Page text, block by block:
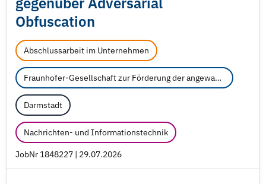
Obfuscation
Abschlussarbeit im Unternehmen
Fraunhofer-Gesellschaft zur Förderung der angewandten Forschung e.V.
Darmstadt
Nachrichten- und Informationstechnik
JobNr 1848227 | 29.07.2026